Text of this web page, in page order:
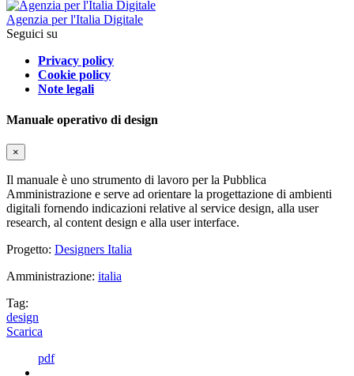
Agenzia per l'Italia Digitale
Seguici su
Privacy policy
Cookie policy
Note legali
Manuale operativo di design
×
Il manuale è uno strumento di lavoro per la Pubblica
Amministrazione e serve ad orientare la progettazione di ambienti
digitali fornendo indicazioni relative al service design, alla user
research, al content design e alla user interface.
Progetto: Designers Italia
Amministrazione: italia
Tag:
design
Scarica
pdf